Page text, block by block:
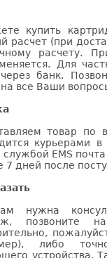
купить
расчет (при
расчету.
Для
банк.
на все Ваши
товар по
курьерами
службой EMS
7 дней после
нужна
позвоните
либо
устройства.